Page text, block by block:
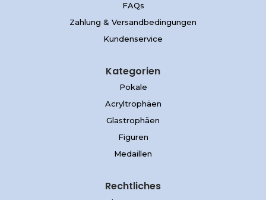
FAQs
Zahlung & Versandbedingungen
Kundenservice
Kategorien
Pokale
Acryltrophäen
Glastrophäen
Figuren
Medaillen
Rechtliches